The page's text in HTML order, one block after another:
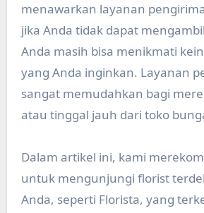
menawarkan layanan
jika Anda tidak dapat
Anda masih bisa menikmati
yang Anda inginkan. Layanan
sangat memudahkan bagi
atau tinggal jauh dari toko
Dalam artikel ini, kami
untuk mengunjungi florist
Anda, seperti Florista, yang